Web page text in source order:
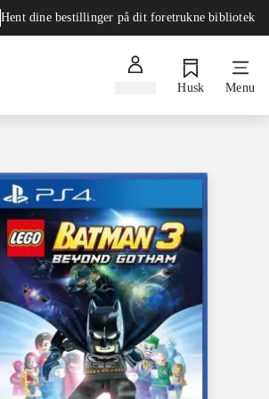
Hent dine bestillinger på dit foretrukne bibliotek
Husk Menu